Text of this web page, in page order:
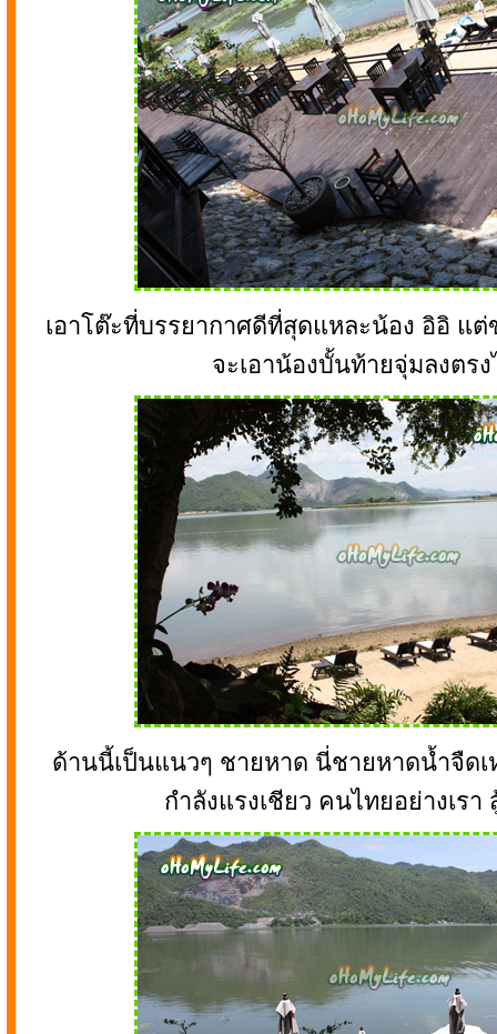
เอาโต๊ะที่บรรยากาศดีที่สุดแหละน้อง อิอิ แ
จะเอาน้องบั้นท้ายจุ่มลงตร
ด้านนี้เป็นแนวๆ ชายหาด นี่ชายหาดน้ำจืดเ
กำลังแรงเชียว คนไทยอย่างเรา